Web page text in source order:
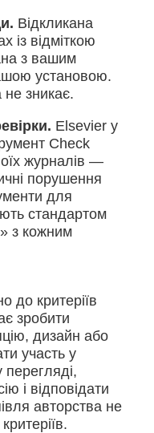
Відкликана
із відміткою
з вашим
установою.
зникає.
Elsevier у
Check
журналів —
порушення
для
стандартом
з кожним
до критеріїв
зробити
дизайн або
участь у
перегляді,
і відповідати
авторства не